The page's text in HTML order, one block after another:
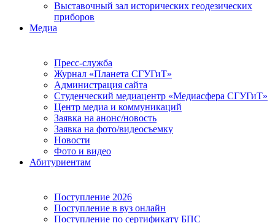
Выставочный зал исторических геодезических
приборов
Медиа
Пресс-служба
Журнал «Планета СГУГиТ»
Администрация сайта
Студенческий медиацентр «Медиасфера СГУГиТ»
Центр медиа и коммуникаций
Заявка на анонс/новость
Заявка на фото/видеосъемку
Новости
Фото и видео
Абитуриентам
Поступление 2026
Поступление в вуз онлайн
Поступление по сертификату БПС